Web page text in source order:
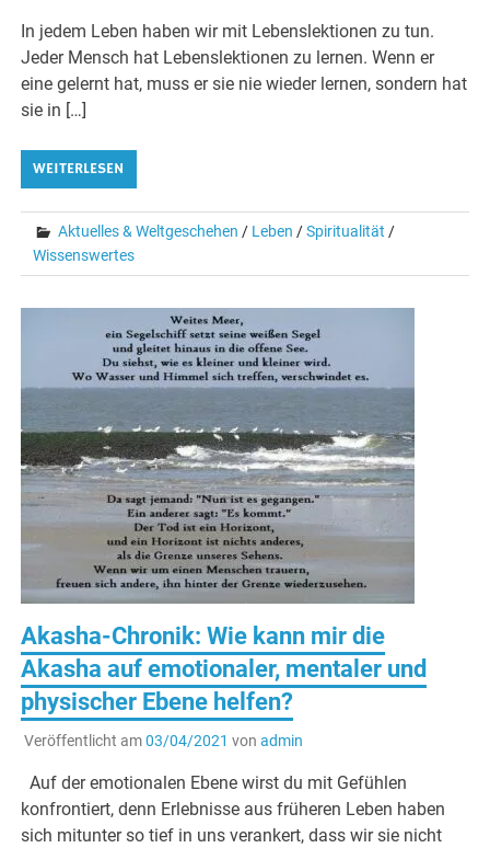
In jedem Leben haben wir mit Lebenslektionen zu tun.
Jeder Mensch hat Lebenslektionen zu lernen. Wenn er
eine gelernt hat, muss er sie nie wieder lernen, sondern hat
sie in […]
WEITERLESEN
Aktuelles & Weltgeschehen / Leben /Spiritualität /
Wissenswertes
Akasha-Chronik: Wie kann mir die
Akasha auf emotionaler, mentaler und
physischer Ebene helfen?
Veröffentlicht am03/04/2021 von admin
Auf der emotionalen Ebene wirst du mit Gefühlen
konfrontiert, denn Erlebnisse aus früheren Leben haben
sich mitunter so tief in uns verankert, dass wir sie nicht